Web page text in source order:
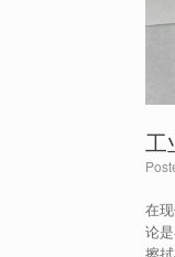
工
在
论